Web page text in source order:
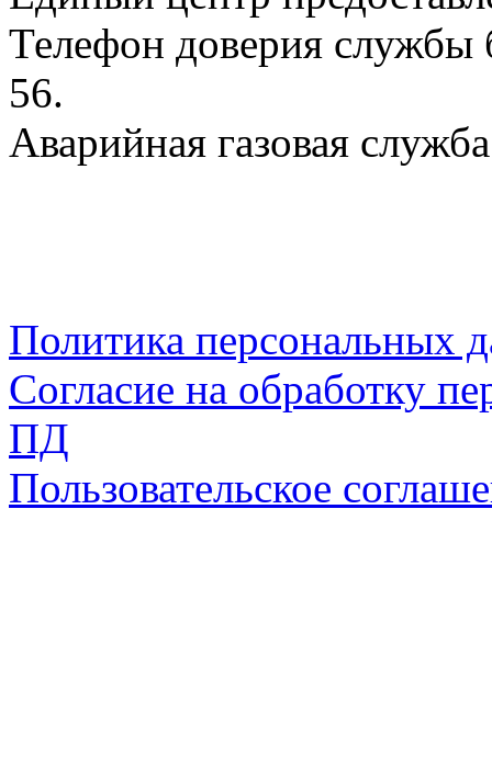
Телефон доверия службы
56.
Аварийная газовая
Политика персональных
Согласие на обработку
ПД
Пользовательское